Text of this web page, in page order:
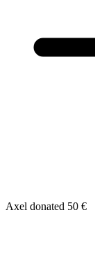
Axel donated 50 €